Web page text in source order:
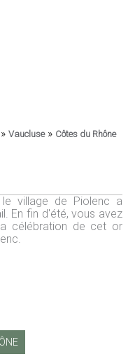
Vaucluse» Côtes du Rhône
le village de Piolenc a
En fin d'été, vous avez
célébration de cet or